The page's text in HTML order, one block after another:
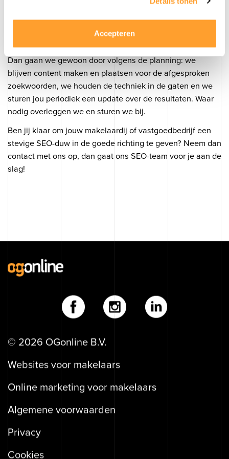
Accepteren
En na de eerste fase?
Dan gaan we gewoon door volgens de planning: we
blijven content maken en plaatsen voor de afgesproken
zoekwoorden, we houden de techniek in de gaten en we
sturen jou periodiek een update over de resultaten. Waar
nodig overleggen we en sturen we bij.
Ben jij klaar om jouw makelaardij of vastgoedbedrijf een
stevige SEO-duw in de goede richting te geven? Neem dan
contact met ons op, dan gaat ons SEO-team voor je aan de
slag!
Op zoek naarSEO?❘
© 2026 OGonline B.V.
Websites voor makelaars
Online marketing voor makelaars
Algemene voorwaarden
Privacy
Cookies